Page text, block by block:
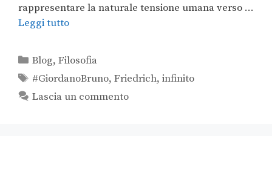
rappresentare la naturale tensione umana verso …
Leggi tutto
Blog,Filosofia
#GiordanoBruno,Friedrich,infinito
Lascia un commento